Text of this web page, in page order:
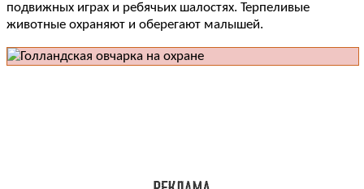
подвижных играх и ребячьих шалостях. Терпеливые
животные охраняют и оберегают малышей.